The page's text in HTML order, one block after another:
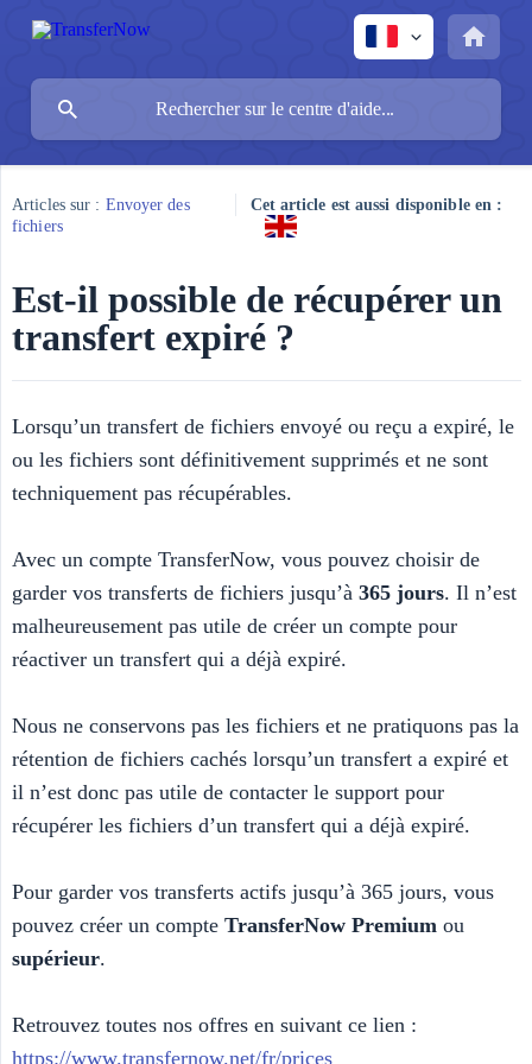
Articles sur : Envoyer des
fichiers
Cet article est aussi disponible en :
Est-il possible de récupérer un
transfert expiré ?
Lorsqu’un transfert de fichiers envoyé ou reçu a expiré, le
ou les fichiers sont définitivement supprimés et ne sont
techniquement pas récupérables.
Avec un compte TransferNow, vous pouvez choisir de
garder vos transferts de fichiers jusqu’à 365 jours. Il n’est
malheureusement pas utile de créer un compte pour
réactiver un transfert qui a déjà expiré.
Nous ne conservons pas les fichiers et ne pratiquons pas la
rétention de fichiers cachés lorsqu’un transfert a expiré et
il n’est donc pas utile de contacter le support pour
récupérer les fichiers d’un transfert qui a déjà expiré.
Pour garder vos transferts actifs jusqu’à 365 jours, vous
pouvez créer un compte TransferNow Premium ou
supérieur.
Retrouvez toutes nos offres en suivant ce lien :
https://www.transfernow.net/fr/prices